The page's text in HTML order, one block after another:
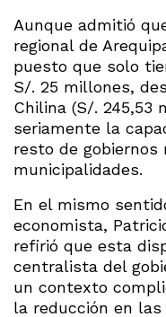
Aunque admitió
regional de
puesto que solo
S/. 25 millones,
Chilina (S/. 245,53
seriamente la
resto de gobiernos
municipalidades.
En el mismo
economista,
refirió que esta
centralista del
un contexto
la reducción en